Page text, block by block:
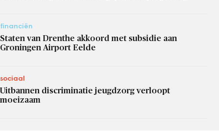
financiën
Staten van Drenthe akkoord met subsidie aan
Groningen Airport Eelde
sociaal
Uitbannen discriminatie jeugdzorg verloopt
moeizaam